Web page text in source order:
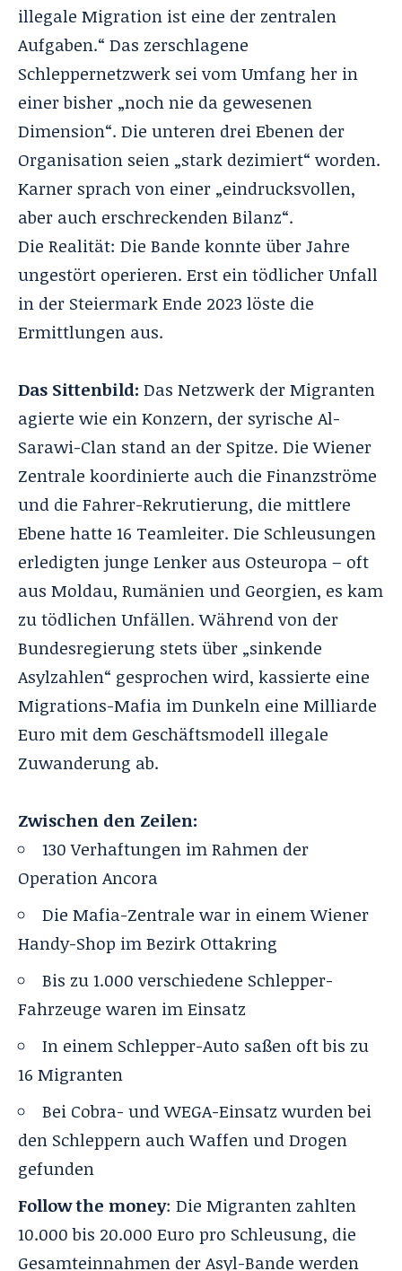
illegale Migration ist eine der zentralen
Aufgaben.“ Das zerschlagene
Schleppernetzwerk sei vom Umfang her in
einer bisher „noch nie da gewesenen
Dimension“. Die unteren drei Ebenen der
Organisation seien „stark dezimiert“ worden.
Karner sprach von einer „eindrucksvollen,
aber auch erschreckenden Bilanz“.
Die Realität: Die Bande konnte über Jahre
ungestört operieren. Erst ein tödlicher Unfall
in der Steiermark Ende 2023 löste die
Ermittlungen aus.
Das Sittenbild: Das Netzwerk der Migranten
agierte wie ein Konzern, der syrische Al-
Sarawi-Clan stand an der Spitze. Die Wiener
Zentrale koordinierte auch die Finanzströme
und die Fahrer-Rekrutierung, die mittlere
Ebene hatte 16 Teamleiter. Die Schleusungen
erledigten junge Lenker aus Osteuropa – oft
aus Moldau, Rumänien und Georgien, es kam
zu tödlichen Unfällen. Während von der
Bundesregierung stets über „sinkende
Asylzahlen“ gesprochen wird, kassierte eine
Migrations-Mafia im Dunkeln eine Milliarde
Euro mit dem Geschäftsmodell illegale
Zuwanderung ab.
Zwischen den Zeilen:
130 Verhaftungen im Rahmen der
Operation Ancora
Die Mafia-Zentrale war in einem Wiener
Handy-Shop im Bezirk Ottakring
Bis zu 1.000 verschiedene Schlepper-
Fahrzeuge waren im Einsatz
In einem Schlepper-Auto saßen oft bis zu
16 Migranten
Bei Cobra- und WEGA-Einsatz wurden bei
den Schleppern auch Waffen und Drogen
gefunden
Follow the money: Die Migranten zahlten
10.000 bis 20.000 Euro pro Schleusung, die
Gesamteinnahmen der Asyl-Bande werden